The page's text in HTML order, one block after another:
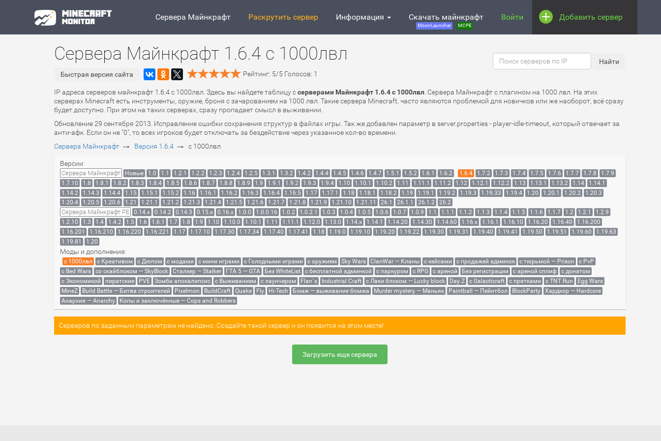
Сервера Майнкрафт Раскрутить сервер Информация Скачать майнкрафт
MoonLauncher MCPE
Войти Добавить сервер
Сервера Майнкрафт 1.6.4 с 1000лвл
Быстрая версия сайта Рейтинг: 5/5 Голосов: 1
IP адреса серверов майнкрафт 1.6.4 с 1000лвл. Здесь вы найдете таблицу ссерверами Майнкрафт 1.6.4 с 1000лвл . Сервера Майнкрафт с плагином на 1000 лвл. На этих
серверах Minecraft есть инструменты, оружие, броня с зачарованием на 1000 лвл. Такие сервера Minecraft, часто являются проблемой для новичков или же наоборот, всё сразу
будет доступно. При этом на таких серверах, сразу пропадает смысл в выживании.
Обновление 29 сентября 2013. Исправление ошибки сохранения структур в файлах игры. Так же добавлен параметр в server.properties - player-idle-timeout, который отвечает за
анти-афк. Если он не "0", то всех игроков будет отключать за бездействие через указанное кол-во времени.
Сервера Майнкрафт → Версия 1.6.4 → с 1000лвл
Версии:
Сервера Майнкрафт Новые 1.0 1.1 1.2.1 1.2.2 1.2.3 1.2.4 1.2.5 1.3.1 1.3.2 1.4.2 1.4.4 1.4.5 1.4.6 1.4.7 1.5.1 1.5.2 1.6.1 1.6.2 1.6.4 1.7.2 1.7.3 1.7.4 1.7.5 1.7.6 1.7.7 1.7.8
1.7.9
1.7.10
1.8 1.8.1 1.8.2 1.8.3 1.8.4 1.8.5 1.8.6 1.8.7 1.8.8 1.8.9 1.9 1.9.1 1.9.2 1.9.3 1.9.4 1.10 1.10.1 1.10.2 1.11 1.11.1 1.11.2 1.12 1.12.1 1.12.2 1.13 1.13.1 1.13.2 1.14
1.14.1
1.14.2
1.14.3 1.14.4 1.15 1.15.1 1.15.2 1.16 1.16.1 1.16.2 1.16.3 1.16.4 1.16.5 1.17 1.17.1 1.18 1.18.1 1.18.2 1.19 1.19.1 1.19.2 1.19.3 1.19.33 1.19.4 1.20 1.20.1 1.20.2
1.20.3
1.20.4
1.20.5 1.20.6 1.21 1.21.1 1.21.2 1.21.3 1.21.4 1.21.5 1.21.6 1.21.7 1.21.8 1.21.9 1.21.10 1.21.11 26.1 26.1.1 26.1.2 26.2
Сервера Майнкрафт PE 0.14.x 0.14.2 0.14.3 0.15.x 0.16.x 1.0.0 1.0.0.16 1.0.2 1.0.2.1 1.0.3 1.0.4 1.0.5 1.0.6 1.0.7 1.0.9 1.1 1.1.1 1.1.2 1.1.3 1.1.4 1.1.5 1.1.6 1.1.7 1.2 1.2.1
1.2.9
1.2.10
1.3 1.4 1.4.2 1.5 1.6 1.6.1 1.7 1.8 1.9 1.10 1.10.0 1.10.1 1.11 1.11.1 1.12.0 1.13.0 1.14.x 1.14.1 1.14.20 1.14.30 1.14.60 1.16.x 1.16.1 1.16.10 1.16.20 1.16.40
1.16.200
1.16.201
1.16.210 1.16.220 1.16.221 1.17 1.17.10 1.17.30 1.17.34 1.17.40 1.17.41 1.18 1.19.0 1.19.10 1.19.20 1.19.22 1.19.30 1.19.31 1.19.40 1.19.41 1.19.50 1.19.51 1.19.60
1.19.63
1.19.81
1.20
Моды и дополнения:
с 1000лвл c Креативом с Дюпом с модами с мини играми с Голодными играми с оружием Sky Wars ClanWar — Кланы с кейсами с продажей админок с тюрьмой — Prison
с PvP
с Bed Wars
со скайблоком — SkyBlock Сталкер — Stalker ГТА 5 — GTA Без WhiteList с бесплатной админкой с паркуром с RPG с ареной Без регистрации с ареной сплиф
с донатом
с Экономикой
пиратские PVE Зомби апокалипсис с Выживанием с лаунчером Flan`s Industrial Craft с Лаки блоком — Lucky block Day Z с Galacticraft с прятками с TNT Run
Egg Wars
MineZ
Build Battle — Битва строителей Pixelmon BuildCraft Quake Fly Hi-Tech Бомж — выживание бомжа Murder mystery — Маньяк Paintball — Пейнтбол BlockParty
Хардкор — Hardcore
Анархия — Anarchy
Копы и заключённые — Cops and Robbers
Серверов по заданным параметрам не найдено. Создайте такой сервер и он появится на этом месте!
Загрузить еще сервера